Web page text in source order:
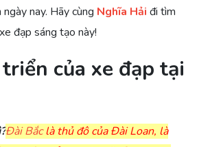
nay. Hãy cùng Nghĩa Hải đi tìm
đạp sáng tạo này!
của xe đạp tại
Đài Bắclà thủ đô của Đài Loan, là